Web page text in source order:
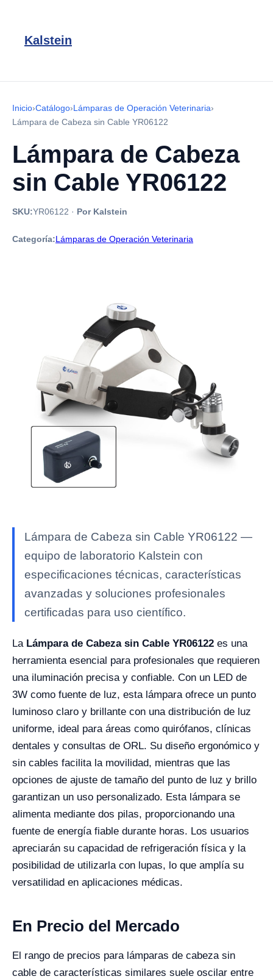
Kalstein
Inicio›Catálogo›Lámparas de Operación Veterinaria›
Lámpara de Cabeza sin Cable YR06122
Lámpara de Cabeza
sin Cable YR06122
SKU:YR06122 · Por Kalstein
Categoría:Lámparas de Operación Veterinaria
Lámpara de Cabeza sin Cable YR06122 —
equipo de laboratorio Kalstein con
especificaciones técnicas, características
avanzadas y soluciones profesionales
certificadas para uso científico.
La Lámpara de Cabeza sin Cable YR06122 es una
herramienta esencial para profesionales que requieren
una iluminación precisa y confiable. Con un LED de
3W como fuente de luz, esta lámpara ofrece un punto
luminoso claro y brillante con una distribución de luz
uniforme, ideal para áreas como quirófanos, clínicas
dentales y consultas de ORL. Su diseño ergonómico y
sin cables facilita la movilidad, mientras que las
opciones de ajuste de tamaño del punto de luz y brillo
garantizan un uso personalizado. Esta lámpara se
alimenta mediante dos pilas, proporcionando una
fuente de energía fiable durante horas. Los usuarios
apreciarán su capacidad de refrigeración física y la
posibilidad de utilizarla con lupas, lo que amplía su
versatilidad en aplicaciones médicas.
En Precio del Mercado
El rango de precios para lámparas de cabeza sin
cable de características similares suele oscilar entre